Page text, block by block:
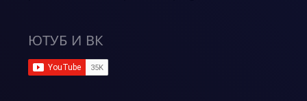
ЮТУБ И ВК